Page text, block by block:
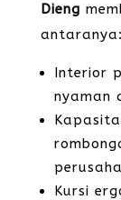
Dieng
antaranya:
Interior
nyaman
Kursi